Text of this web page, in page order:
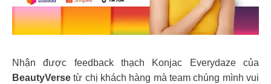
Nhận được feedback thạch Konjac Everydaze của
BeautyVersetừ chị khách hàng mà team chúng mình vui